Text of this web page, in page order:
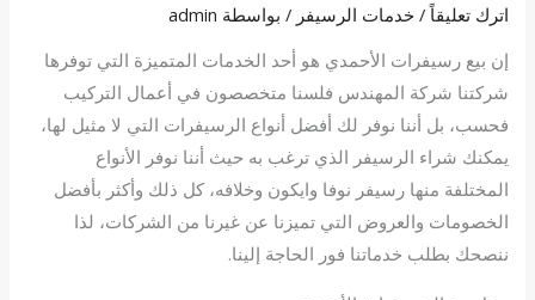
اترك تعليقاً /خدمات الرسيفر / بواسطة admin
إن بيع رسيفرات الأحمدي هو أحد الخدمات المتميزة التي توفرها
شركتنا شركة المهندس فلسنا متخصصون في أعمال التركيب
فحسب، بل أننا نوفر لك أفضل أنواع الرسيفرات التي لا مثيل لها،
يمكنك شراء الرسيفر الذي ترغب به حيث أننا نوفر الأنواع
المختلفة منها رسيفر نوفا وايكون وخلافه، كل ذلك وأكثر بأفضل
الخصومات والعروض التي تميزنا عن غيرنا من الشركات، لذا
ننصحك بطلب خدماتنا فور الحاجة إلينا.